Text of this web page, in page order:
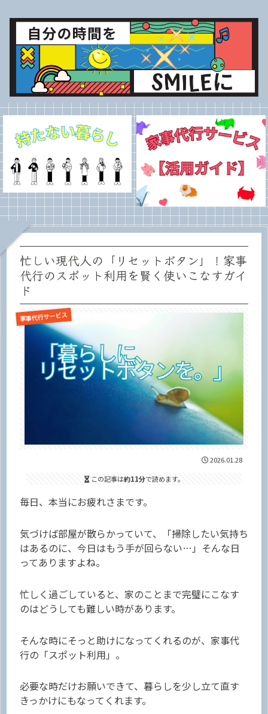
忙しい現代人の「リセットボタン」！家事
代行のスポット利用を賢く使いこなすガイ
ド
家事代行サービス
2026.01.28
この記事は約11分で読めます。
毎日、本当にお疲れさまです。
気づけば部屋が散らかっていて、「掃除したい気持ち
はあるのに、今日はもう手が回らない…」そんな日
ってありますよね。
忙しく過ごしていると、家のことまで完璧にこなす
のはどうしても難しい時があります。
そんな時にそっと助けになってくれるのが、家事代
行の「スポット利用」。
必要な時だけお願いできて、暮らしを少し立て直す
きっかけにもなってくれます。